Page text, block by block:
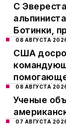
С
Ботинки,
08 АВГУСТА
США
08 АВГУСТА
Ученые
07 АВГУСТА